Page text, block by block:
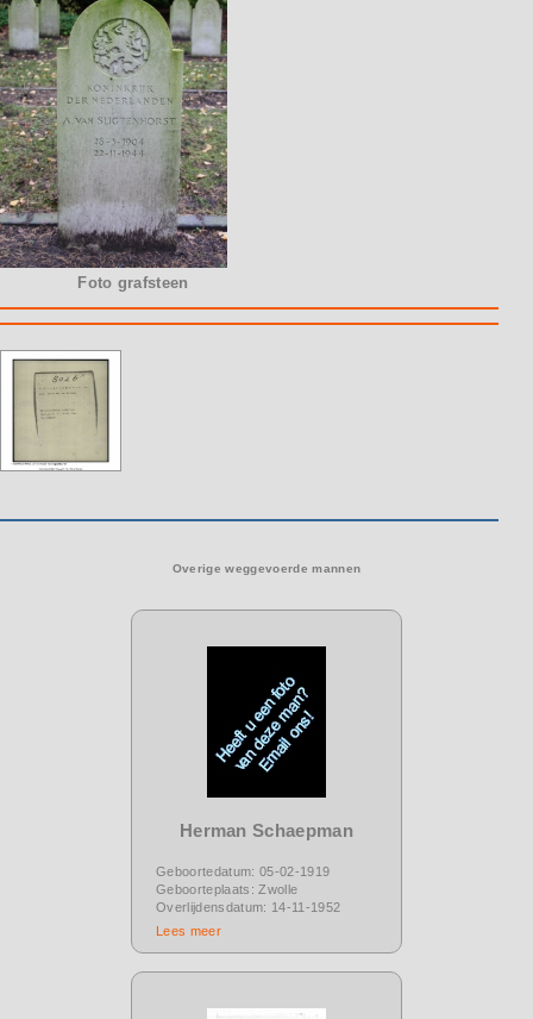
Foto grafsteen
Overige weggevoerde mannen
Herman Schaepman
Geboortedatum: 05-02-1919
Geboorteplaats: Zwolle
Overlijdensdatum: 14-11-1952
Lees meer